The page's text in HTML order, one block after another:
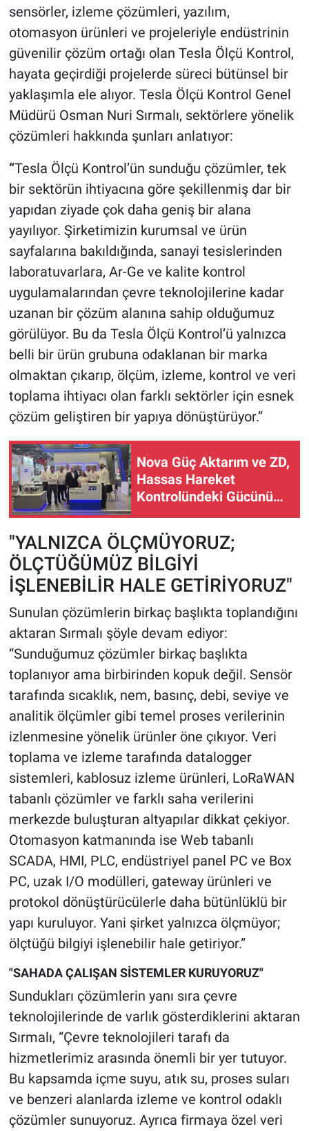
sensörler, izleme çözümleri, yazılım,
otomasyon ürünleri ve projeleriyle endüstrinin
güvenilir çözüm ortağı olan Tesla Ölçü Kontrol,
hayata geçirdiği projelerde süreci bütünsel bir
yaklaşımla ele alıyor. Tesla Ölçü Kontrol Genel
Müdürü Osman Nuri Sırmalı, sektörlere yönelik
çözümleri hakkında şunları anlatıyor:
“Tesla Ölçü Kontrol’ün sunduğu çözümler, tek
bir sektörün ihtiyacına göre şekillenmiş dar bir
yapıdan ziyade çok daha geniş bir alana
yayılıyor. Şirketimizin kurumsal ve ürün
sayfalarına bakıldığında, sanayi tesislerinden
laboratuvarlara, Ar-Ge ve kalite kontrol
uygulamalarından çevre teknolojilerine kadar
uzanan bir çözüm alanına sahip olduğumuz
görülüyor. Bu da Tesla Ölçü Kontrol’ü yalnızca
belli bir ürün grubuna odaklanan bir marka
olmaktan çıkarıp, ölçüm, izleme, kontrol ve veri
toplama ihtiyacı olan farklı sektörler için esnek
çözüm geliştiren bir yapıya dönüştürüyor.”
Nova Güç Aktarım ve ZD,
Hassas Hareket
Kontrolündeki Gücünü
Ortaya Koydu
"YALNIZCA ÖLÇMÜYORUZ;
ÖLÇTÜĞÜMÜZ BİLGİYİ
İŞLENEBİLİR HALE GETİRİYORUZ"
Sunulan çözümlerin birkaç başlıkta toplandığını
aktaran Sırmalı şöyle devam ediyor:
“Sunduğumuz çözümler birkaç başlıkta
toplanıyor ama birbirinden kopuk değil. Sensör
tarafında sıcaklık, nem, basınç, debi, seviye ve
analitik ölçümler gibi temel proses verilerinin
izlenmesine yönelik ürünler öne çıkıyor. Veri
toplama ve izleme tarafında datalogger
sistemleri, kablosuz izleme ürünleri, LoRaWAN
tabanlı çözümler ve farklı saha verilerini
merkezde buluşturan altyapılar dikkat çekiyor.
Otomasyon katmanında ise Web tabanlı
SCADA, HMI, PLC, endüstriyel panel PC ve Box
PC, uzak I/O modülleri, gateway ürünleri ve
protokol dönüştürücülerle daha bütünlüklü bir
yapı kuruluyor. Yani şirket yalnızca ölçmüyor;
ölçtüğü bilgiyi işlenebilir hale getiriyor.”
"SAHADA ÇALIŞAN SİSTEMLER KURUYORUZ"
Sundukları çözümlerin yanı sıra çevre
teknolojilerinde de varlık gösterdiklerini aktaran
Sırmalı, “Çevre teknolojileri tarafı da
hizmetlerimiz arasında önemli bir yer tutuyor.
Bu kapsamda içme suyu, atık su, proses suları
ve benzeri alanlarda izleme ve kontrol odaklı
çözümler sunuyoruz. Ayrıca firmaya özel veri